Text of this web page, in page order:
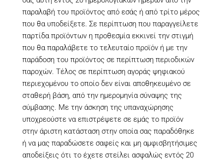
παραλαβή του προϊόντος από εσάς ή από τρίτο μέρος
που θα υποδείξετε. Σε περίπτωση που παραγγείλετε
παρτίδα προϊόντων η προθεσμία εκκινεί την στιγμή
που θα παραλάβετε το τελευταίο προϊόν ή με την
παράδοση του προϊόντος σε περίπτωση περιοδικών
παροχών. Τέλος σε περίπτωση αγοράς ψηφιακού
περιεχομένου το οποίο δεν είναι αποθηκευμένο σε
σταθερή βάση, από την ημερομηνία σύναψης της
σύμβασης. Με την άσκηση της υπαναχώρησης
υποχρεούστε να επιστρέψετε σε εμάς το προϊόν
στην άριστη κατάσταση στην οποία σας παραδόθηκε
ή να μας παραδώσετε σαφείς και μη αμφισβητήσιμες
αποδείξεις ότι το έχετε στείλει ασφαλώς εντός 20